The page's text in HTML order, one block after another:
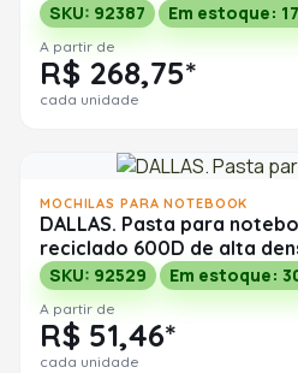
SKU: 92387 Em estoque:
A partir de
R$ 268,75*
cada unidade
MOCHILAS PARA NOTEBOOK
DALLAS. Pasta para
reciclado 600D de alta
SKU: 92529 Em estoque:
A partir de
R$ 51,46*
cada unidade